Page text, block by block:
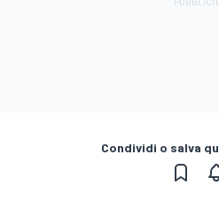
Condividi o salva